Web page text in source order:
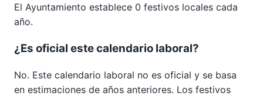
El Ayuntamiento establece 0 festivos locales cada
año.
¿Es oficial este calendario laboral?
No. Este calendario laboral no es oficial y se basa
en estimaciones de años anteriores. Los festivos